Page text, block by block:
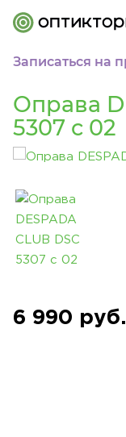
Записаться на
Оправа
5307 c 02
6 990 руб.